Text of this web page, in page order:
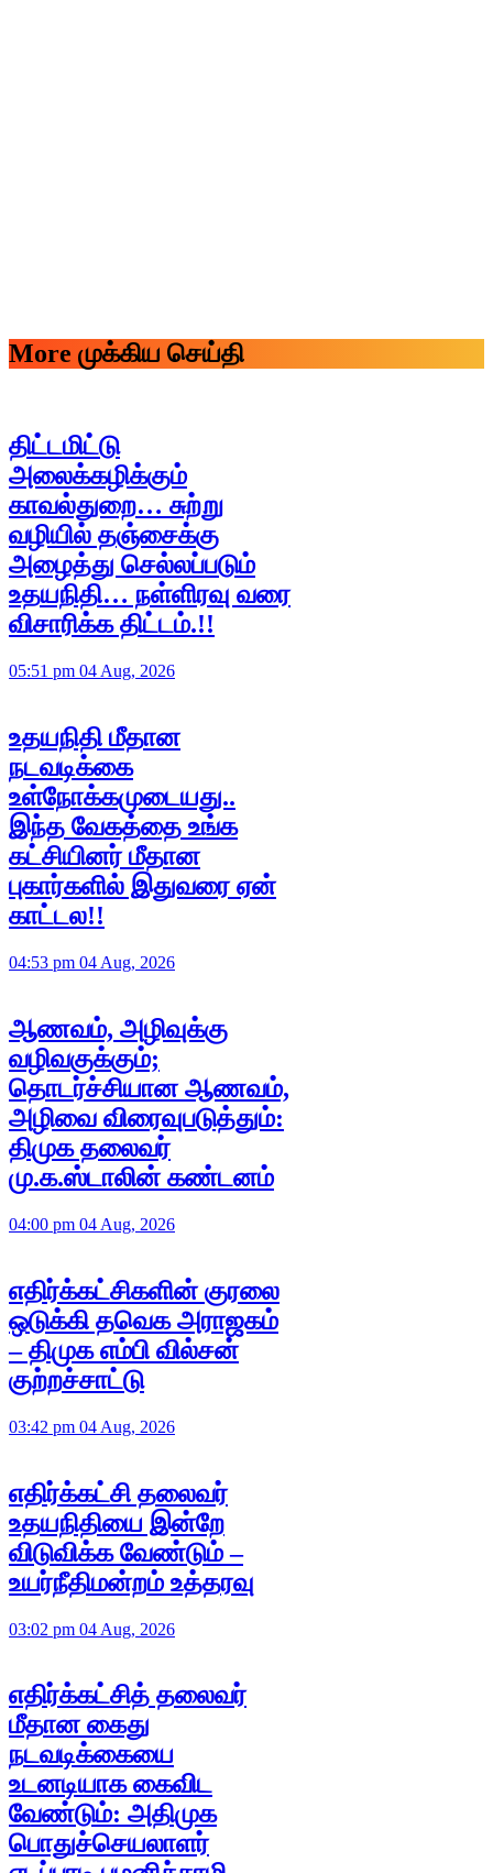
More முக்கிய செய்தி
திட்டமிட்டு
அலைக்கழிக்கும்
காவல்துறை… சுற்று
வழியில் தஞ்சைக்கு
அழைத்து செல்லப்படும்
உதயநிதி… நள்ளிரவு வரை
விசாரிக்க திட்டம்.!!
05:51 pm 04 Aug, 2026
உதயநிதி மீதான
நடவடிக்கை
உள்நோக்கமுடையது..
இந்த வேகத்தை உங்க
கட்சியினர் மீதான
புகார்களில் இதுவரை ஏன்
காட்டல!!
04:53 pm 04 Aug, 2026
ஆணவம், அழிவுக்கு
வழிவகுக்கும்;
தொடர்ச்சியான ஆணவம்,
அழிவை விரைவுபடுத்தும்:
திமுக தலைவர்
மு.க.ஸ்டாலின் கண்டனம்
04:00 pm 04 Aug, 2026
எதிர்க்கட்சிகளின் குரலை
ஒடுக்கி தவெக அராஜகம்
– திமுக எம்பி வில்சன்
குற்றச்சாட்டு
03:42 pm 04 Aug, 2026
எதிர்க்கட்சி தலைவர்
உதயநிதியை இன்றே
விடுவிக்க வேண்டும் –
உயர்நீதிமன்றம் உத்தரவு
03:02 pm 04 Aug, 2026
எதிர்க்கட்சித் தலைவர்
மீதான கைது
நடவடிக்கையை
உடனடியாக கைவிட
வேண்டும்: அதிமுக
பொதுச்செயலாளர்